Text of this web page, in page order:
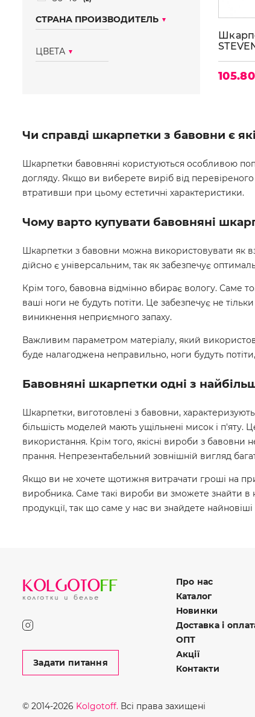
СТРАНА ПРОИЗВОДИТЕЛЬ
италия
польша (3)
ЦВЕТА
Чи справді шкарпетки з бавовни є
Шкарпетки бавовняні користуються особливою
догляду. Якщо ви виберете виріб від
втративши при цьому естетичні характеристики.
Чому варто купувати бавовняні
Шкарпетки з бавовни можна використовувати як
дійсно є універсальним, так як забезпечує
Крім того, бавовна відмінно вбирає вологу. Саме
ваші ноги не будуть потіти. Це забезпечує не
виникнення неприємного запаху.
Важливим параметром матеріалу, який
буде налагоджена неправильно, ноги будуть
Бавовняні шкарпетки одні з
Шкарпетки, виготовлені з бавовни,
більшість моделей мають ущільнені мисок і п'яту.
використання. Крім того, якісні вироби з бавовни
прання. Непрезентабельний зовнішній вигляд
Якщо ви не хочете щотижня витрачати гроші на
виробника. Саме такі вироби ви зможете знайти
продукції, так що саме у нас ви знайдете
Задати питання
Про нас
Каталог
Новинки
Доставка і
ОПТ
Акції
Контакти
© 2014-2026 Kolgotoff. Всі права захищені